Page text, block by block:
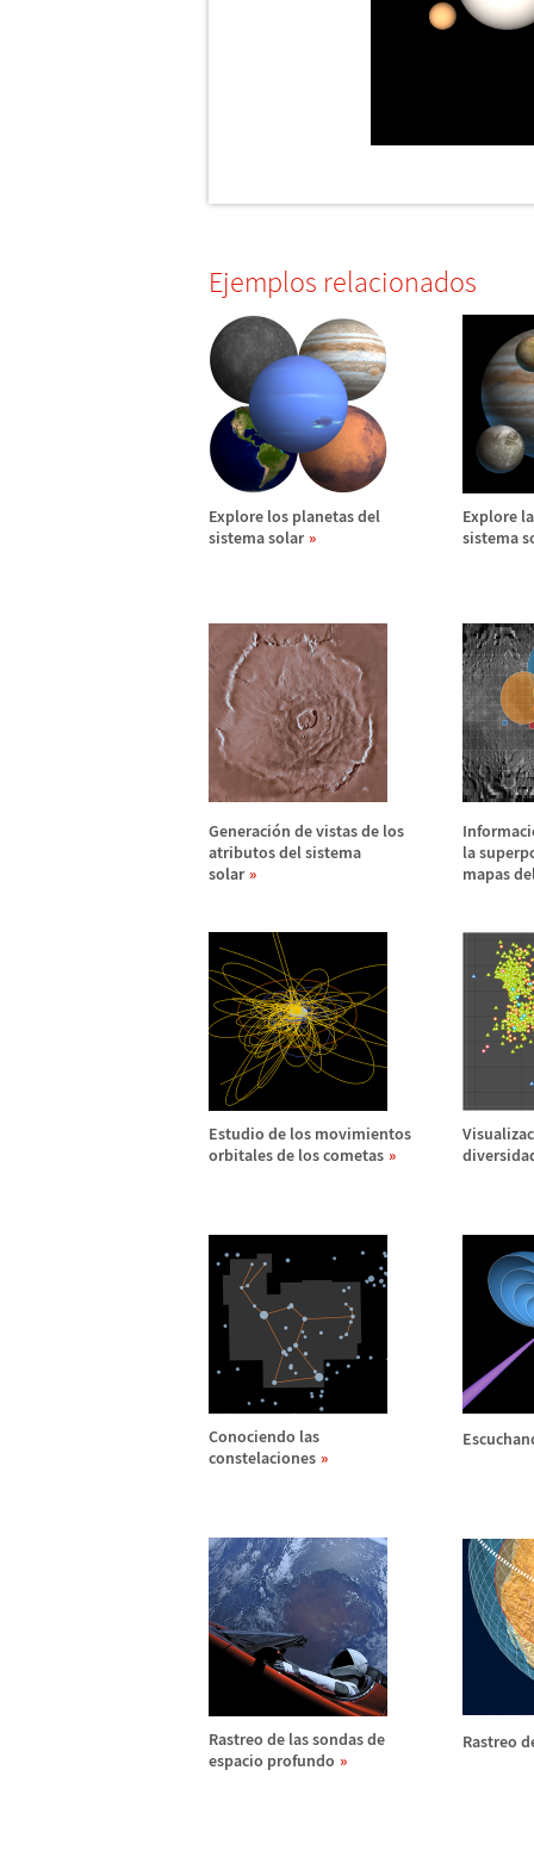
Ejemplos relacionados
Explore los planetas del
sistema solar
Explore
sistema
Generación de vistas de los
atributos del sistema
solar
Informaci
la
mapas
Estudio de los movimientos
orbitales de los cometas
Conociendo las
constelaciones
Rastreo de las sondas de
espacio profundo
Rastreo